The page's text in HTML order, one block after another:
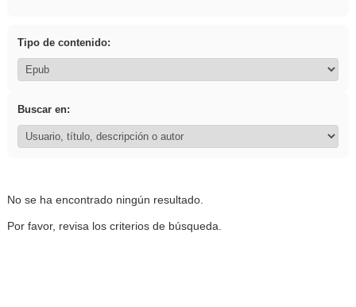
Tipo de contenido:
Buscar en:
No se ha encontrado ningún resultado.
Por favor, revisa los criterios de búsqueda.